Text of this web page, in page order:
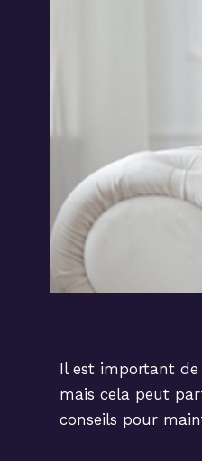
Il est important
mais cela peut
conseils pour